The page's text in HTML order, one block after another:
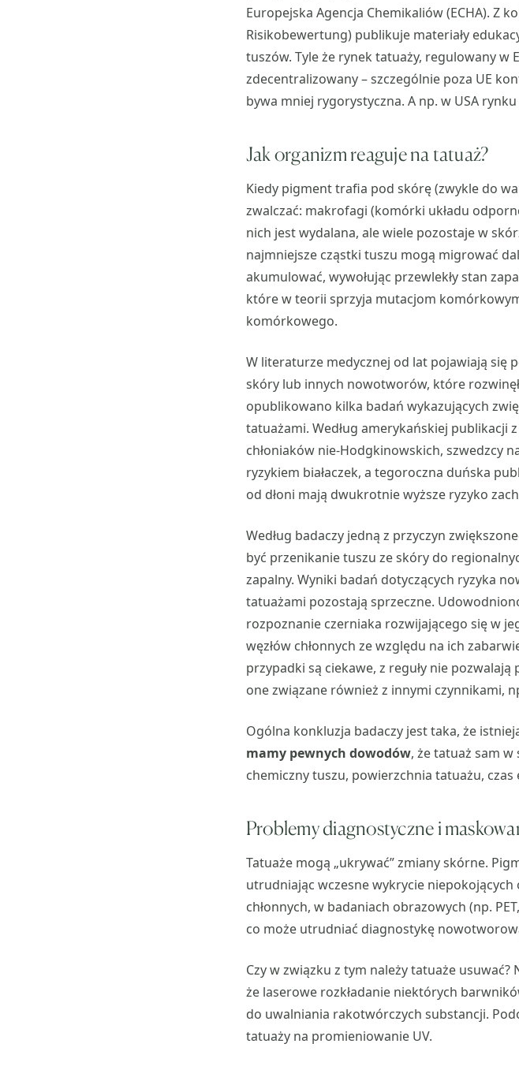
Europejska Agencja Chemikaliów (ECHA). Z
Risikobewertung) publikuje materiały
tuszów. Tyle że rynek tatuaży, regulowany w
zdecentralizowany – szczególnie poza UE
bywa mniej rygorystyczna. A np. w USA
Jak organizm reaguje na tatuaż?
Kiedy pigment trafia pod skórę (zwykle do
zwalczać: makrofagi (komórki układu
nich jest wydalana, ale wiele pozostaje w
najmniejsze cząstki tuszu mogą migrować
akumulować, wywołując przewlekły stan
które w teorii sprzyja mutacjom
komórkowego.
W literaturze medycznej od lat pojawiają się
skóry lub innych nowotworów, które
opublikowano kilka badań wykazujących
tatuażami. Według amerykańskiej publikacji
chłoniaków nie-Hodgkinowskich, szwedzcy
ryzykiem białaczek, a tegoroczna duńska
od dłoni mają dwukrotnie wyższe ryzyko
Według badaczy jedną z przyczyn
być przenikanie tuszu ze skóry do
zapalny. Wyniki badań dotyczących ryzyka
tatuażami pozostają sprzeczne.
rozpoznanie czerniaka rozwijającego się w
węzłów chłonnych ze względu na ich
przypadki są ciekawe, z reguły nie
one związane również z innymi czynnikami,
Ogólna konkluzja badaczy jest taka, że
mamy pewnych dowodów, że tatuaż sam
chemiczny tuszu, powierzchnia tatuażu,
Problemy diagnostyczne i
Tatuaże mogą „ukrywać” zmiany skórne.
utrudniając wczesne wykrycie
chłonnych, w badaniach obrazowych (np.
co może utrudniać diagnostykę
Czy w związku z tym należy tatuaże
że laserowe rozkładanie niektórych
do uwalniania rakotwórczych substancji.
tatuaży na promieniowanie UV.